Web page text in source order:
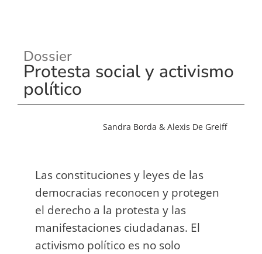
Dossier
Protesta social y activismo
político
Sandra Borda & Alexis De Greiff
Las constituciones y leyes de las
democracias reconocen y protegen
el derecho a la protesta y las
manifestaciones ciudadanas. El
activismo político es no solo